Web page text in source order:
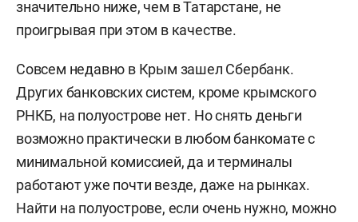
значительно ниже, чем в Татарстане, не
проигрывая при этом в качестве.
Совсем недавно в Крым зашел Сбербанк.
Других банковских систем, кроме крымского
РНКБ, на полуострове нет. Но снять деньги
возможно практически в любом банкомате с
минимальной комиссией, да и терминалы
работают уже почти везде, даже на рынках.
Найти на полуострове, если очень нужно, можно